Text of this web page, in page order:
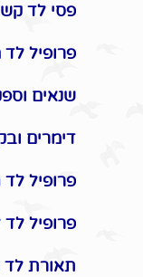
פסי לד
פרופיל
שנאים
דימרים
פרופיל
פרופיל
תאורת לד